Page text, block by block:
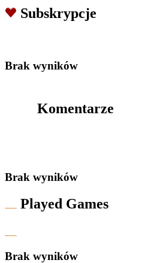
Subskrypcje
Brak wyników
Komentarze
Brak wyników
Played Games
Brak wyników